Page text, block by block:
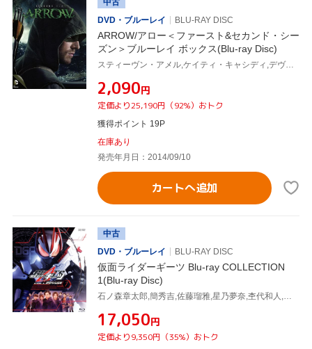
DVD・ブルーレイ
BLU-RAY DISC
ARROW/アロー＜ファースト&セカンド・シー
ズン＞ブルーレイ ボックス(Blu-ray Disc)
スティーヴン・アメル,ケイティ・キャシディ,デヴィッド・ラムゼイ
¥2,090円
定価より25,190円（92%）おトク
獲得ポイント 19P
在庫あり
発売年月日：2014/09/10
カートへ追加
中古
DVD・ブルーレイ
BLU-RAY DISC
仮面ライダーギーツ Blu-ray COLLECTION
1(Blu-ray Disc)
¥17,050円
定価より9,350円（35%）おトク